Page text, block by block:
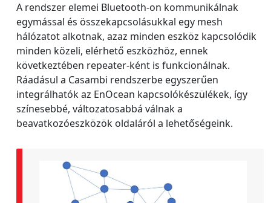
A rendszer elemei Bluetooth-on kommunikálnak
egymással és összekapcsolásukkal egy mesh
hálózatot alkotnak, azaz minden eszköz kapcsolódik
minden közeli, elérhető eszközhöz, ennek
következtében repeater-ként is funkcionálnak.
Ráadásul a Casambi rendszerbe egyszerűen
integrálhatók az EnOcean kapcsolókészülékek, így
színesebbé, változatosabbá válnak a
beavatkozóeszközök oldaláról a lehetőségeink.